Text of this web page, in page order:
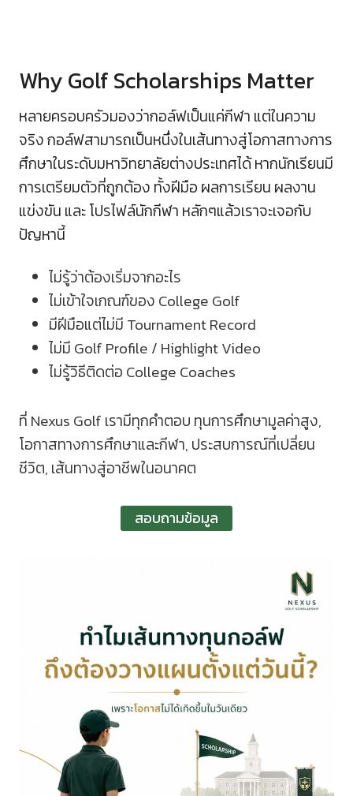
Why Golf Scholarships Matter
หลายครอบครัวมองว่ากอล์ฟเป็นแค่กีฬา แต่ในความ
จริง กอล์ฟสามารถเป็นหนึ่งในเส้นทางสู่โอกาสทางการ
ศึกษาในระดับมหาวิทยาลัยต่างประเทศได้ หากนักเรียนมี
การเตรียมตัวที่ถูกต้อง ทั้งฝีมือ ผลการเรียน ผลงาน
แข่งขัน และ โปรไฟล์นักกีฬา หลักๆแล้วเราจะเจอกับ
ปัญหานี้
ไม่รู้ว่าต้องเริ่มจากอะไร
ไม่เข้าใจเกณฑ์ของ College Golf
มีฝีมือแต่ไม่มี Tournament Record
ไม่มี Golf Profile / Highlight Video
ไม่รู้วิธีติดต่อ College Coaches
ที่ Nexus Golf เรามีทุกคำตอบ ทุนการศึกษามูลค่าสูง,
โอกาสทางการศึกษาและกีฬา, ประสบการณ์ที่เปลี่ยน
ชีวิต, เส้นทางสู่อาชีพในอนาคต
สอบถามข้อมูล